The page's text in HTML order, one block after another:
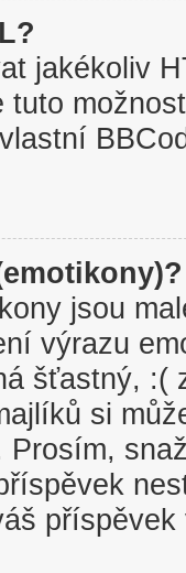
jakékoliv
jsou
výrazu
šťastný, :(
si
Prosím,